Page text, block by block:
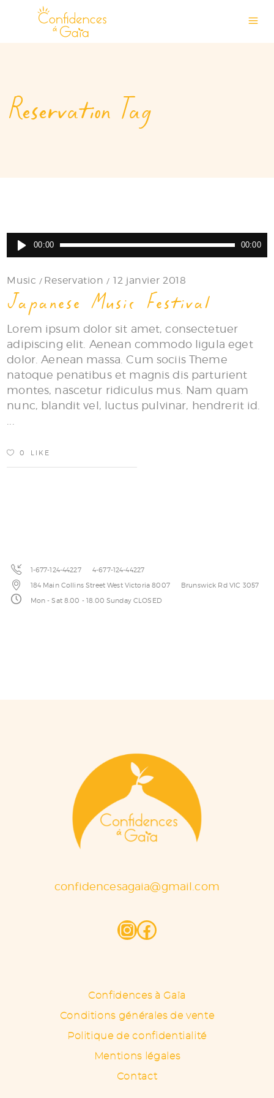
Reservation Tag
Lecteur
audio
00:00 00:00
Music Reservation 12 janvier 2018
Japanese Music Festival
Lorem ipsum dolor sit amet, consectetuer
adipiscing elit. Aenean commodo ligula eget
dolor. Aenean massa. Cum sociis Theme
natoque penatibus et magnis dis parturient
montes, nascetur ridiculus mus. Nam quam
nunc, blandit vel, luctus pulvinar, hendrerit id.
0 LIKE
1-677-124-44227
4-677-124-44227
184 Main Collins Street West Victoria 8007
Brunswick Rd VIC 3057
Mon - Sat 8.00 - 18.00 Sunday CLOSED
confidencesagaia@gmail.com
Instagram
Facebook
Confidences à Gaïa
Conditions générales de vente
Politique de confidentialité
Mentions légales
Contact